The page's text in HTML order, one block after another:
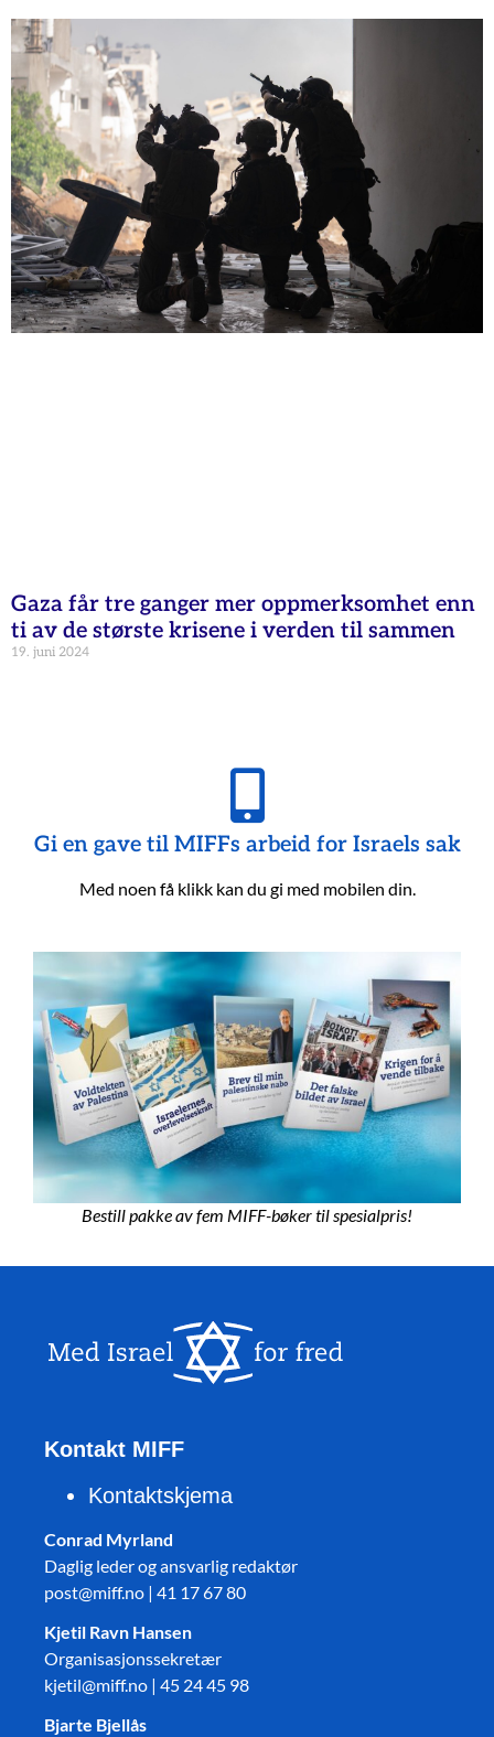
Gaza får tre ganger mer oppmerksomhet enn
ti av de største krisene i verden til sammen
19. juni 2024
Gi en gave til MIFFs arbeid for Israels sak
Med noen få klikk kan du gi med mobilen din.
Bestill pakke av fem MIFF-bøker til spesialpris!
Kontakt MIFF
Kontaktskjema
Conrad Myrland
Daglig leder og ansvarlig redaktør
post@miff.no | 41 17 67 80
Kjetil Ravn Hansen
Organisasjonssekretær
kjetil@miff.no | 45 24 45 98
Bjarte Bjellås